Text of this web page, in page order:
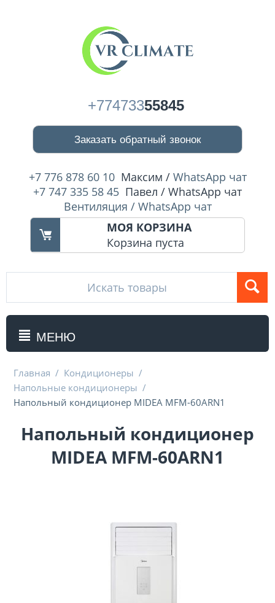
+77473355845
Заказать обратный звонок
+7 776 878 60 10 Максим / WhatsApp чат
+7 747 335 58 45 Павел / WhatsApp чат
Вентиляция / WhatsApp чат
МОЯ КОРЗИНА
Корзина пуста
МЕНЮ
Главная / Кондиционеры /
Напольные кондиционеры /
Напольный кондиционер MIDEA MFM-60ARN1
Напольный кондиционер
MIDEA MFM-60ARN1